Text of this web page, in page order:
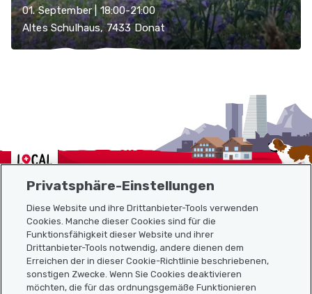
01. September | 18:00-21:00
Altes Schulhaus, 7433 Donat
Localcities
Sitemap
Nützliche Links
Privatsphäre-Einstellungen
Diese Website und ihre Drittanbieter-Tools verwenden
Cookies. Manche dieser Cookies sind für die
Funktionsfähigkeit dieser Website und ihrer
Drittanbieter-Tools notwendig, andere dienen dem
Erreichen der in dieser Cookie-Richtlinie beschriebenen,
sonstigen Zwecke. Wenn Sie Cookies deaktivieren
möchten, die für das ordnungsgemäße Funktionieren